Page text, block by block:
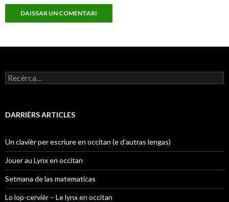
Recercar :
DARRIÈRS ARTICLES
Un clavièr per escriure en occitan (e d’autras lengas)
Jouer au Lynx en occitan
Setmana de las matematicas
Lo lop-cervièr – Le lynx en occitan